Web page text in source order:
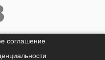
соглашение